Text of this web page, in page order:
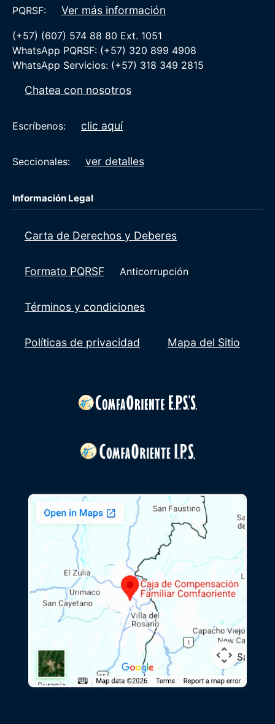
PQRSF: Ver más información
(+57) (607) 574 88 80 Ext. 1051
WhatsApp PQRSF: (+57) 320 899 4908
WhatsApp Servicios: (+57) 318 349 2815
Chatea con nosotros
Escríbenos: clic aquí
Seccionales: ver detalles
Información Legal
Carta de Derechos y Deberes
Formato PQRSF Anticorrupción
Términos y condiciones
Políticas de privacidad Mapa del Sitio